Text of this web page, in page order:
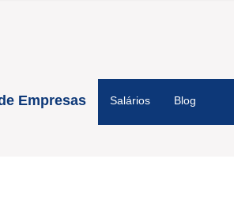
Empresas Salários Blog